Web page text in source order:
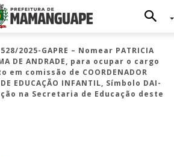
528/2025-GAPRE – Nomear PATRICIA
DE ANDRADE, para ocupar o cargo
em comissão de COORDENADOR
DE EDUCAÇÃO INFANTIL, Símbolo DAI-
na Secretaria de Educação deste